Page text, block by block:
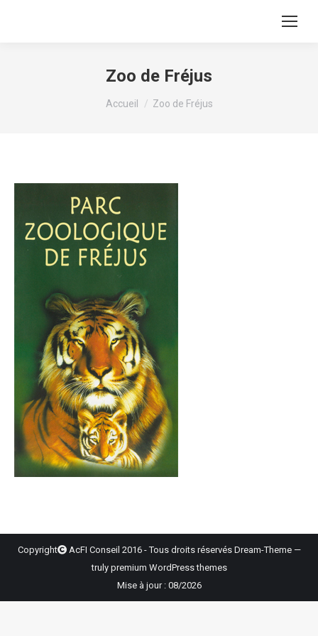
Zoo de Fréjus
Vous êtes ici :
Accueil Zoo de Fréjus
Copyright
AcFI Conseil 2016 - Tous droits réservés Dream-Theme —
truly premium WordPress themes
Mise à jour : 08/2026